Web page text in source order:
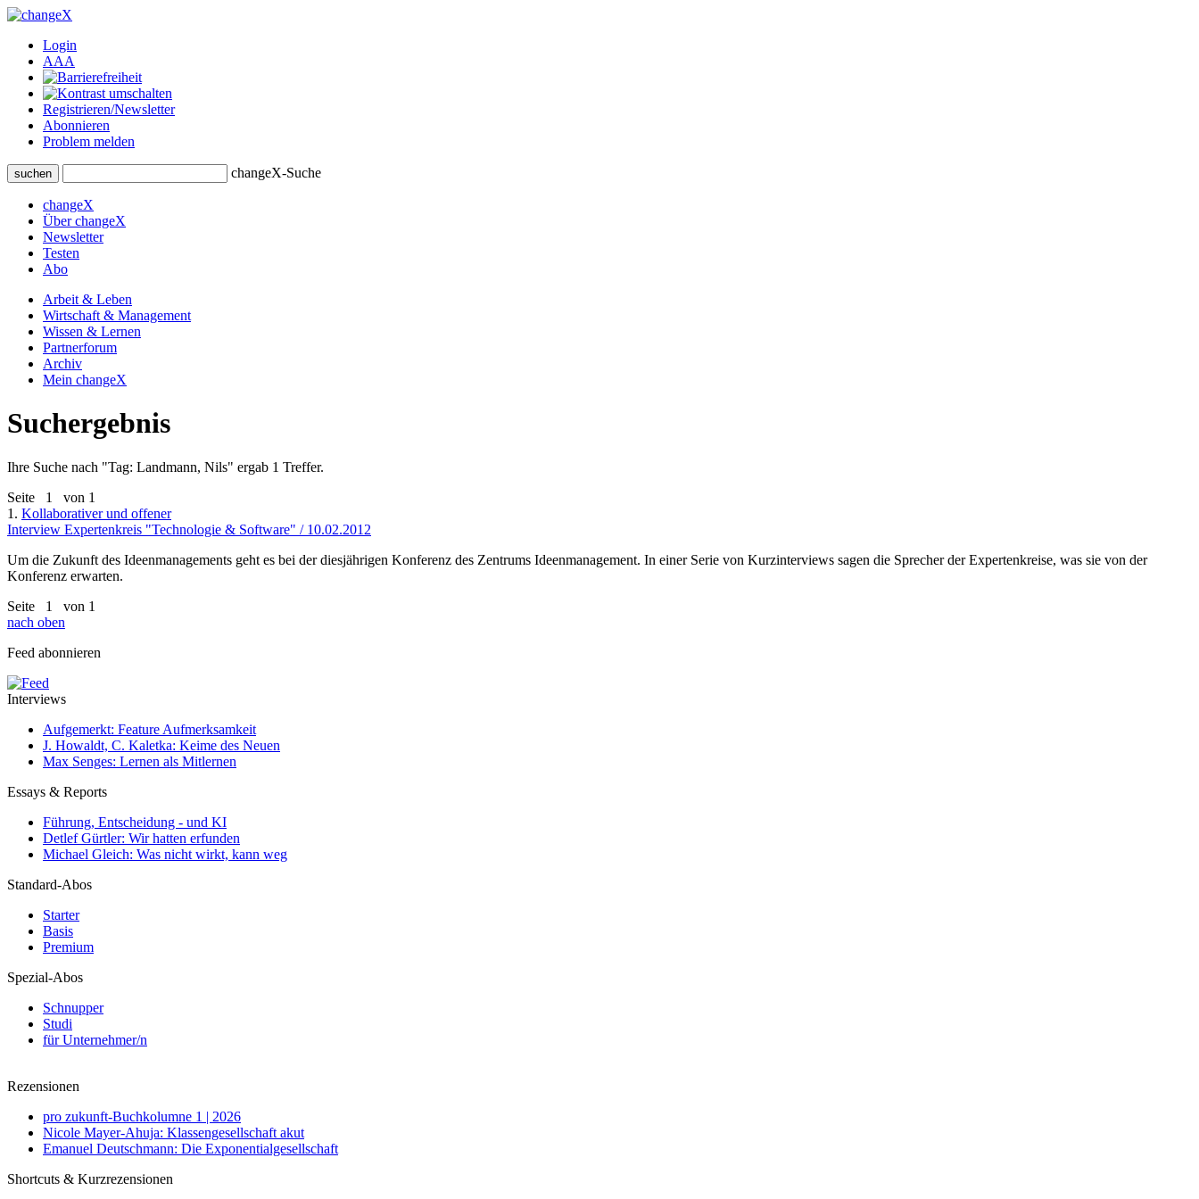
Login
AAA
Registrieren/Newsletter
Abonnieren
Problem melden
suchen changeX-Suche
changeX
Über changeX
Newsletter
Testen
Abo
Arbeit & Leben
Wirtschaft & Management
Wissen & Lernen
Partnerforum
Archiv
Mein changeX
Suchergebnis
Ihre Suche nach "Tag: Landmann, Nils" ergab 1 Treffer.
Seite 1
von 1
1. Kollaborativer und offener
Interview Expertenkreis "Technologie & Software" / 10.02.2012
Um die Zukunft des Ideenmanagements geht es bei der diesjährigen Konferenz des Zentrums Ideenmanagement. In einer Serie von Kurzinterviews sagen die Sprecher der Expertenkreise, was sie von der
Konferenz erwarten.
Seite 1
von 1
nach oben
Feed abonnieren
Interviews
Aufgemerkt: Feature Aufmerksamkeit
J. Howaldt, C. Kaletka: Keime des Neuen
Max Senges: Lernen als Mitlernen
Essays & Reports
Führung, Entscheidung - und KI
Detlef Gürtler: Wir hatten erfunden
Michael Gleich: Was nicht wirkt, kann weg
Standard-Abos
Starter
Basis
Premium
Spezial-Abos
Schnupper
Studi
für Unternehmer/n
Rezensionen
pro zukunft-Buchkolumne 1 | 2026
Nicole Mayer-Ahuja: Klassengesellschaft akut
Emanuel Deutschmann: Die Exponentialgesellschaft
Shortcuts & Kurzrezensionen